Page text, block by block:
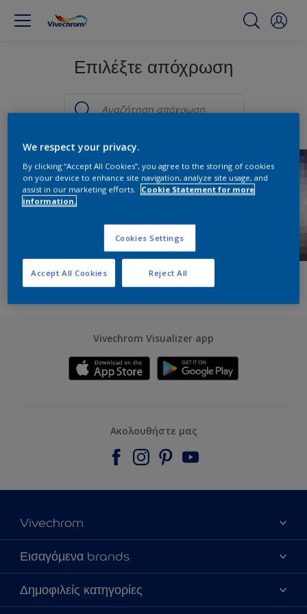
Επιλέξτε απόχρωση
Vivechrom Visualizer app
Ακολουθήστε μας
Vivechrom
Εύρεση Καταστήματος
Επικοινωνία
Τα νέα μας
Εισαγόμενα brands
Dulux Trade
Hammerite
Δημοφιλείς κατηγορίες
We respect your privacy.
By clicking “Accept All Cookies”, you agree to the storing of cookies
on your device to enhance site navigation, analyze site usage, and
assist in our marketing efforts.
Cookie Statement for more
information.
Cookies Settings
Reject All
Accept All Cookies